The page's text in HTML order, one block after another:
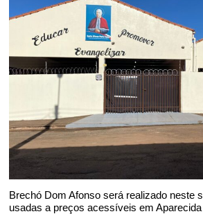
Brechó Dom Afonso será realizado neste
usadas a preços acessíveis em Aparecida